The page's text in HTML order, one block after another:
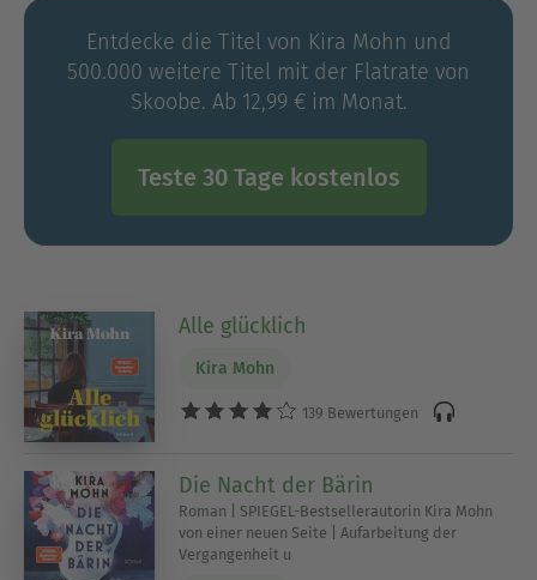
@kira.mohn
Entdecke die Titel von Kira Mohn und
500.000 weitere Titel mit der Flatrate von
Skoobe. Ab 12,99 € im Monat.
Teste 30 Tage kostenlos
Alle glücklich
Kira Mohn
139 Bewertungen
Die Nacht der Bärin
Roman | SPIEGEL-Bestsellerautorin Kira Mohn
von einer neuen Seite | Aufarbeitung der
Vergangenheit u